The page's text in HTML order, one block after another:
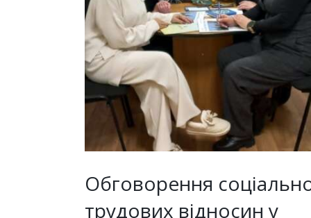
Обговорення
трудових відносин у